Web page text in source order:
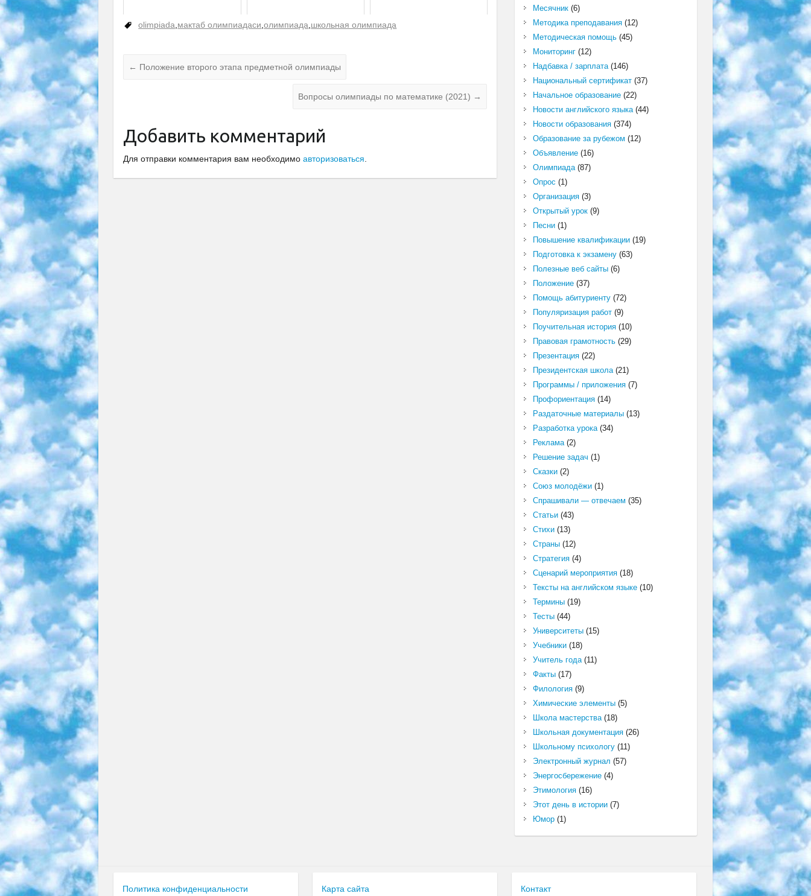
olimpiada,мактаб олимпиадаси,олимпиада,школьная олимпиада
← Положение второго этапа предметной олимпиады
Вопросы олимпиады по математике (2021) →
Добавить комментарий
Для отправки комментария вам необходимоавторизоваться
Месячник(6)
Методика преподавания(12)
Методическая помощь(45)
Мониторинг(12)
Надбавка / зарплата(146)
Национальный сертификат(37)
Начальное образование(22)
Новости английского языка(44)
Новости образования(374)
Образование за рубежом (12)
Объявление(16)
Олимпиада(87)
Опрос (1)
Организация(3)
Открытый урок(9)
Песни(1)
Повышение квалификации(19)
Подготовка к экзамену(63)
Полезные веб сайты(6)
Положение(37)
Помощь абитуриенту(72)
Популяризация работ(9)
Поучительная история(10)
Правовая грамотность(29)
Презентация(22)
Президентская школа(21)
Программы / приложения(7)
Профориентация(14)
Раздаточные материалы(13)
Разработка урока(34)
Реклама(2)
Решение задач (1)
Сказки(2)
Союз молодёжи(1)
Спрашивали — отвечаем (35)
Статьи(43)
Стихи(13)
Страны(12)
Стратегия(4)
Сценарий мероприятия(18)
Тексты на английском языке(10)
Термины(19)
Тесты(44)
Университеты(15)
Учебники(18)
Учитель года(11)
Факты(17)
Филология(9)
Химические элементы(5)
Школа мастерства(18)
Школьная документация(26)
Школьному психологу(11)
Электронный журнал (57)
Энергосбережение(4)
Этимология(16)
Этот день в истории(7)
Юмор(1)
Политика конфиденциальности Карта сайта Контакт